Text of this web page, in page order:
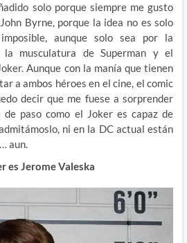
solo porque siempre me gusto
Byrne, porque la idea no es solo
aunque solo sea por la
musculatura de Superman y el
Aunque con la manía que tienen
a ambos héroes en el cine, el comic
decir que me fuese a sorprender
de paso como el Joker es capaz de
ni en la DC actual están
aun.
es Jerome Valeska